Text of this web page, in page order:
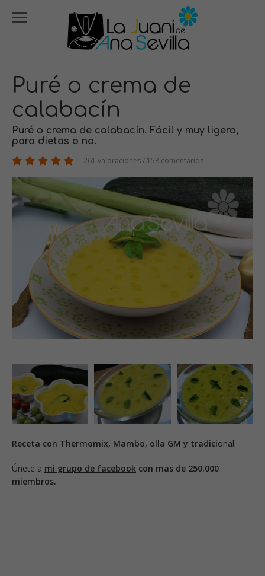
Puré o crema de
calabacín
Puré o crema de calabacín. Fácil y muy ligero,
para dietas o no.
261 valoraciones / 158 comentarios
Receta con Thermomix, Mambo, olla GM y tradicional.
Únete a mi grupo de facebook con mas de 250.000
miembros.